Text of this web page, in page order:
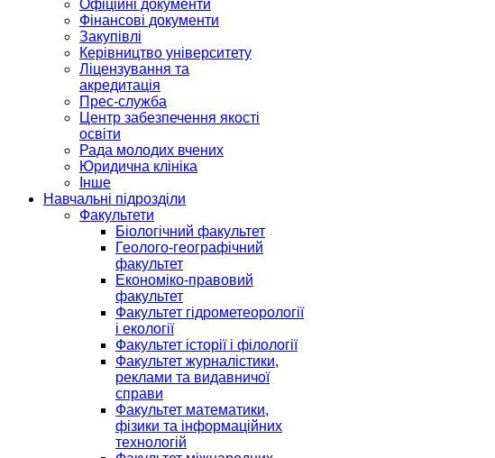
Офіційні документи
Фінансові документи
Закупівлі
Керівництво університету
Ліцензування та
акредитація
Прес-служба
Центр забезпечення якості
освіти
Рада молодих вчених
Юридична клініка
Інше
Навчальні підрозділи
Факультети
Біологічний факультет
Геолого-географічний
факультет
Економіко-правовий
факультет
Факультет гідрометеорології
і екології
Факультет історії і філології
Факультет журналістики,
реклами та видавничої
справи
Факультет математики,
фізики та інформаційних
технологій